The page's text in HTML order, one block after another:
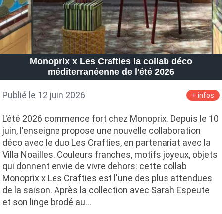
Monoprix x Les Crafties la collab déco
méditerranéenne de l'été 2026
Publié le 12 juin 2026 + infos
L'été 2026 commence fort chez Monoprix. Depuis le 10
juin, l'enseigne propose une nouvelle collaboration
déco avec le duo Les Crafties, en partenariat avec la
Villa Noailles. Couleurs franches, motifs joyeux, objets
qui donnent envie de vivre dehors: cette collab
Monoprix x Les Crafties est l'une des plus attendues
de la saison. Après la collection avec Sarah Espeute
et son linge brodé au…